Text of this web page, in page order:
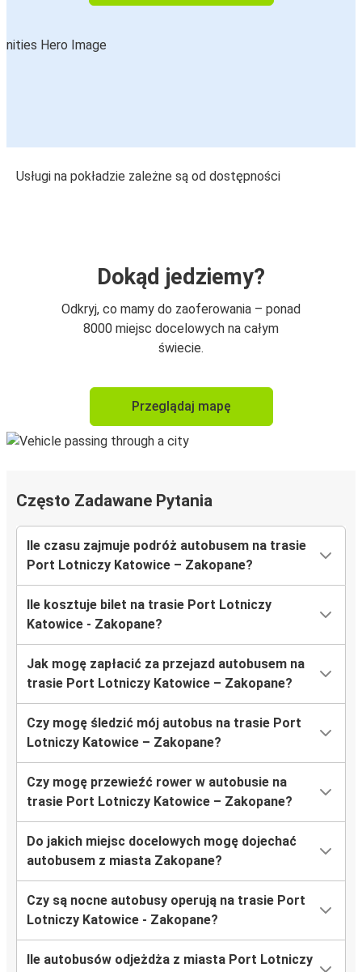
Usługi na pokładzie zależne są od dostępności
Dokąd jedziemy?
Odkryj, co mamy do zaoferowania – ponad
8000 miejsc docelowych na całym
świecie.
Przeglądaj mapę
Często Zadawane Pytania
Ile czasu zajmuje podróż autobusem na trasie
Port Lotniczy Katowice – Zakopane?
Ile kosztuje bilet na trasie Port Lotniczy
Katowice - Zakopane?
Jak mogę zapłacić za przejazd autobusem na
trasie Port Lotniczy Katowice – Zakopane?
Czy mogę śledzić mój autobus na trasie Port
Lotniczy Katowice – Zakopane?
Czy mogę przewieźć rower w autobusie na
trasie Port Lotniczy Katowice – Zakopane?
Do jakich miejsc docelowych mogę dojechać
autobusem z miasta Zakopane?
Czy są nocne autobusy operują na trasie Port
Lotniczy Katowice - Zakopane?
Ile autobusów odjeżdża z miasta Port Lotniczy